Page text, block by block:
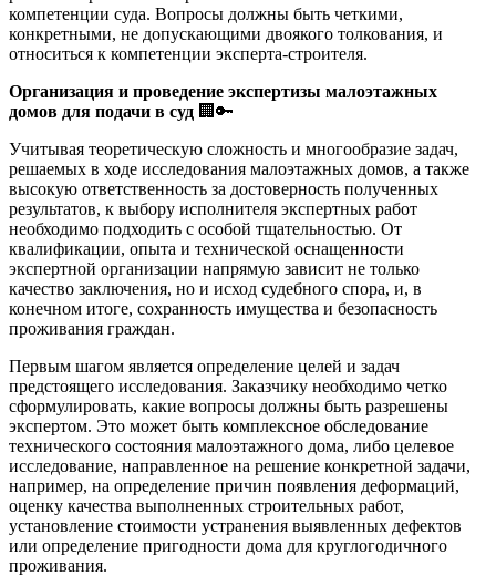
компетенции суда. Вопросы должны быть четкими,
конкретными, не допускающими двоякого толкования, и
относиться к компетенции эксперта-строителя.
Организация и проведение экспертизы малоэтажных
домов для подачи в суд 🏢🔑
Учитывая теоретическую сложность и многообразие задач,
решаемых в ходе исследования малоэтажных домов, а также
высокую ответственность за достоверность полученных
результатов, к выбору исполнителя экспертных работ
необходимо подходить с особой тщательностью. От
квалификации, опыта и технической оснащенности
экспертной организации напрямую зависит не только
качество заключения, но и исход судебного спора, и, в
конечном итоге, сохранность имущества и безопасность
проживания граждан.
Первым шагом является определение целей и задач
предстоящего исследования. Заказчику необходимо четко
сформулировать, какие вопросы должны быть разрешены
экспертом. Это может быть комплексное обследование
технического состояния малоэтажного дома, либо целевое
исследование, направленное на решение конкретной задачи,
например, на определение причин появления деформаций,
оценку качества выполненных строительных работ,
установление стоимости устранения выявленных дефектов
или определение пригодности дома для круглогодичного
проживания.